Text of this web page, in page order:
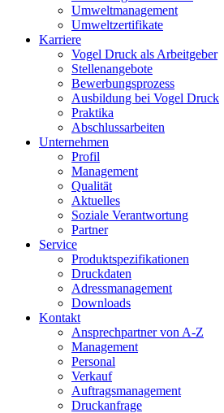
Umweltmanagement
Umweltzertifikate
Karriere
Vogel Druck als Arbeitgeber
Stellenangebote
Bewerbungsprozess
Ausbildung bei Vogel Druck
Praktika
Abschlussarbeiten
Unternehmen
Profil
Management
Qualität
Aktuelles
Soziale Verantwortung
Partner
Service
Produktspezifikationen
Druckdaten
Adressmanagement
Downloads
Kontakt
Ansprechpartner von A-Z
Management
Personal
Verkauf
Auftragsmanagement
Druckanfrage